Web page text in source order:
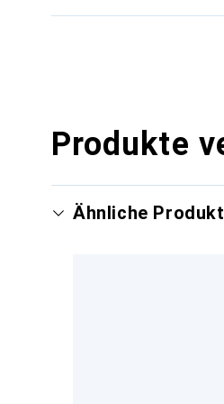
Produkte
Ähnliche